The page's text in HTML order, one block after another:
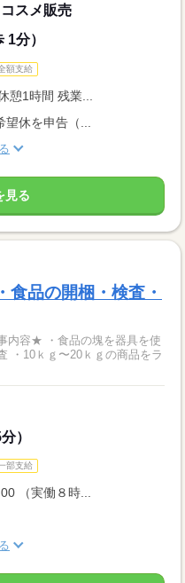
スメ販売
分）
額支給
1時間 残業...
休を申告（...
見る
食品の開梱・検査・
・10ｋｇ〜20ｋｇの商品をラ
）
部支給
（実働８時...